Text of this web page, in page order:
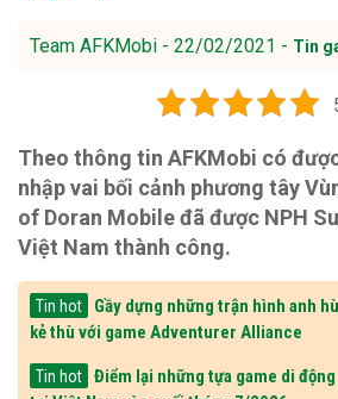
Team AFKMobi - 22/02/2021 - Tin
Theo thông tin AFKMobi có
nhập vai bối cảnh phương tây
of Doran Mobile đã được NPH
Việt Nam thành công.
Tin hot
Gầy dựng những trận hình anh
kẻ thù với game Adventurer Alliance
Tin hot
Điểm lại những tựa game di